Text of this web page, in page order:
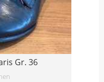
Gr. 36